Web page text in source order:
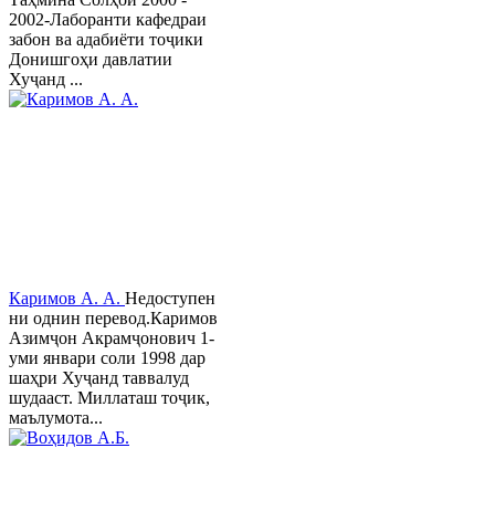
2002-Лаборанти кафедраи
забон ва адабиёти тоҷики
Донишгоҳи давлатии
Хуҷанд ...
Каримов А. А. Недоступен
ни однин перевод.Каримов
Азимҷон Акрамҷонович 1-
уми январи соли 1998 дар
шаҳри Хуҷанд таввалуд
шудааст. Миллаташ тоҷик,
маълумота...